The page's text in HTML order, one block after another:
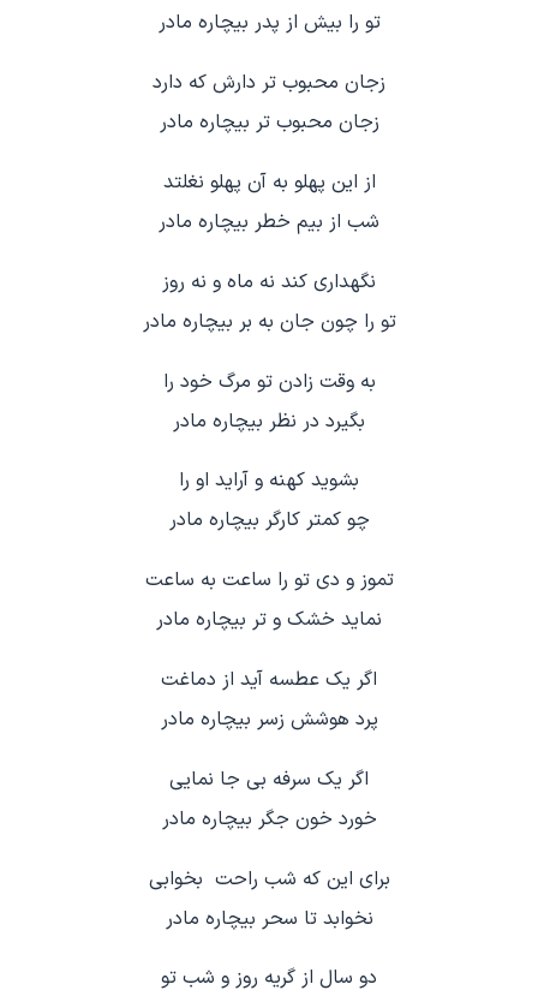
تو را بیش از پدر بیچاره مادر
زجان محبوب تر دارش که دارد
زجان محبوب تر بیچاره مادر
از این پهلو به آن پهلو نغلتد
شب از بیم خطر بیچاره مادر
نگهداری کند نه ماه و نه روز
تو را چون جان به بر بیچاره مادر
به وقت زادن تو مرگ خود را
بگیرد در نظر بیچاره مادر
بشوید کهنه و آراید او را
چو کمتر کارگر بیچاره مادر
تموز و دی تو را ساعت به ساعت
نماید خشک و تر بیچاره مادر
اگر یک عطسه آید از دماغت
پرد هوشش زسر بیچاره مادر
اگر یک سرفه بی جا نمایی
خورد خون جگر بیچاره مادر
برای این که شب راحت بخوابی
نخوابد تا سحر بیچاره مادر
دو سال از گریه روز و شب تو